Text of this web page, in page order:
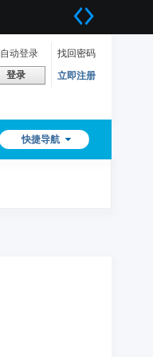
自动登录
找回密码
登录 立即注册
快捷导航